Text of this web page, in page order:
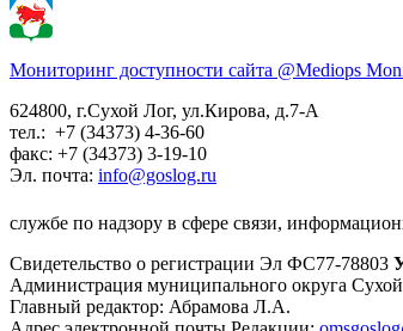
Мониторинг доступности сайта @Mediops
624800, г.Сухой Лог, ул.Кирова, д.7-А
тел.: +7 (34373) 4-36-60
факс: +7 (34373) 3-19-10
Эл. почта: info@goslog.ru
службе по надзору в сфере связи,
Свидетельство о регистрации Эл ФС77-78803
Администрация муниципального округа
Главный редактор: Абрамова Л.А.